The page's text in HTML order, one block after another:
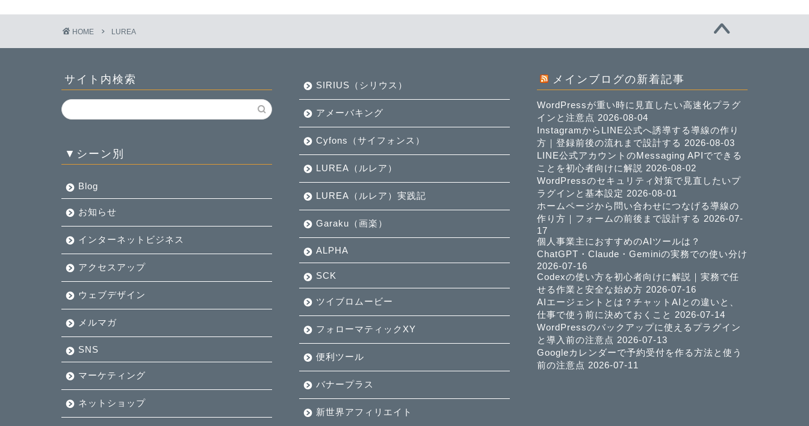
HOME LUREA
サイト内検索
▼シーン別
Blog
お知らせ
インターネットビジネス
アクセスアップ
ウェブデザイン
メルマガ
SNS
マーケティング
ネットショップ
SIRIUS（シリウス）
アメーバキング
Cyfons（サイフォンス）
LUREA（ルレア）
LUREA（ルレア）実践記
Garaku（画楽）
ALPHA
SCK
ツイブロムービー
フォローマティックXY
便利ツール
バナープラス
新世界アフィリエイト
メインブログの新着記事
WordPressが重い時に見直したい高速化プラグ
インと注意点 2026-08-04
InstagramからLINE公式へ誘導する導線の作り
方｜登録前後の流れまで設計する 2026-08-03
LINE公式アカウントのMessaging APIでできる
ことを初心者向けに解説 2026-08-02
WordPressのセキュリティ対策で見直したいプ
ラグインと基本設定 2026-08-01
ホームページから問い合わせにつなげる導線の
作り方｜フォームの前後まで設計する 2026-07-
17
個人事業主におすすめのAIツールは？
ChatGPT・Claude・Geminiの実務での使い分け
2026-07-16
Codexの使い方を初心者向けに解説｜実務で任
せる作業と安全な始め方 2026-07-16
AIエージェントとは？チャットAIとの違いと、
仕事で使う前に決めておくこと 2026-07-14
WordPressのバックアップに使えるプラグイン
と導入前の注意点 2026-07-13
Googleカレンダーで予約受付を作る方法と使う
前の注意点 2026-07-11